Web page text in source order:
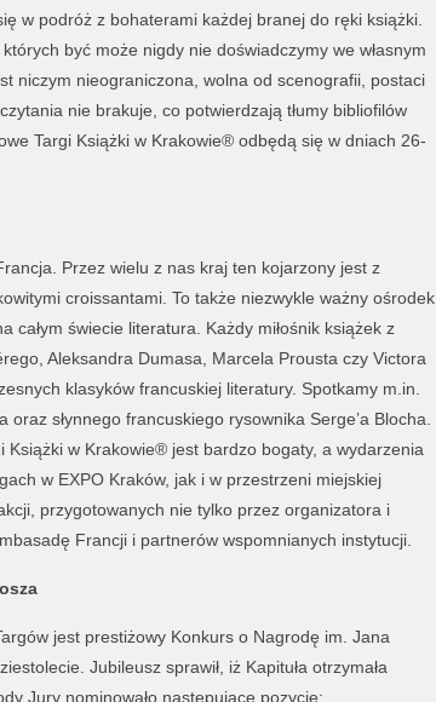
w podróż z bohaterami każdej branej do ręki książki.
być może nigdy nie doświadczymy we własnym
niczym nieograniczona, wolna od scenografii, postaci
nie brakuje, co potwierdzają tłumy bibliofilów
Targi Książki w Krakowie® odbędą się w dniach 26-
Przez wielu z nas kraj ten kojarzony jest z
croissantami. To także niezwykle ważny ośrodek
całym świecie literatura. Każdy miłośnik książek z
Aleksandra Dumasa, Marcela Prousta czy Victora
klasyków francuskiej literatury. Spotkamy m.in.
słynnego francuskiego rysownika Serge’a Blocha.
Książki w Krakowie®jest bardzo bogaty, a wydarzenia
w EXPO Kraków, jak i w przestrzeni miejskiej
przygotowanych nie tylko przez organizatora i
Francji i partnerów wspomnianych instytucji.
jest prestiżowy Konkurs o Nagrodę im. Jana
Jubileusz sprawił, iż Kapituła otrzymała
Jury nominowało następujące pozycje: